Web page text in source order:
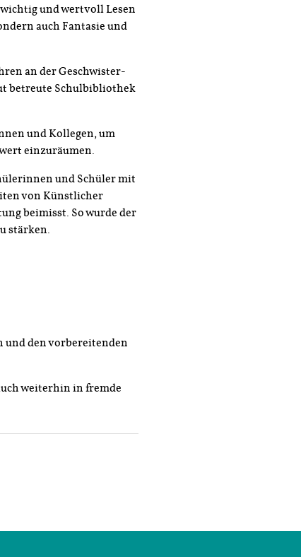
und wertvoll Lesen
auch Fantasie und
an der Geschwister-
betreute Schulbibliothek
und Kollegen, um
einzuräumen.
und Schüler mit
von Künstlicher
beimisst. So wurde der
stärken.
und den vorbereitenden
weiterhin in fremde